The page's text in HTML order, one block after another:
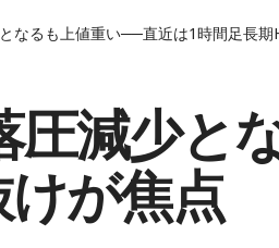
なるも上値重い──直近は1時間足長
圧減少と
が焦点